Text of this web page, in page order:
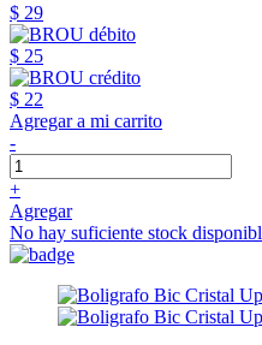
$ 29
$ 25
$ 22
Agregar a mi carrito
-
+
Agregar
No hay suficiente stock